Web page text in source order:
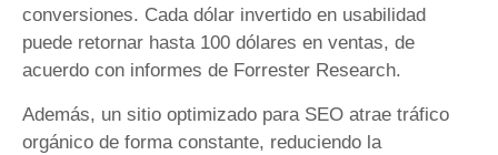
conversiones. Cada dólar invertido en usabilidad
puede retornar hasta 100 dólares en ventas, de
acuerdo con informes de Forrester Research.
Además, un sitio optimizado para SEO atrae tráfico
orgánico de forma constante, reduciendo la